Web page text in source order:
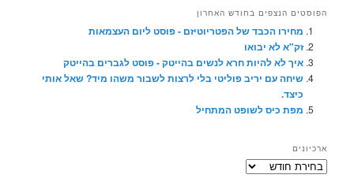
הפוסטים הנצפים בחודש האחרון
מחירו הכבד של הפטריוטיזם - פוסט ליום העצמאות
זק"א לא יבואו
איך לא להיות חרא לנשים בהייטק - פוסט לגברים בהייטק
שיחה עם יריב פוליטי בלי לרצות לשבור משהו מיד? שאל אותי
כיצד.
מפת כיס לשופט המתחיל
ארכיונים
ארכיונים